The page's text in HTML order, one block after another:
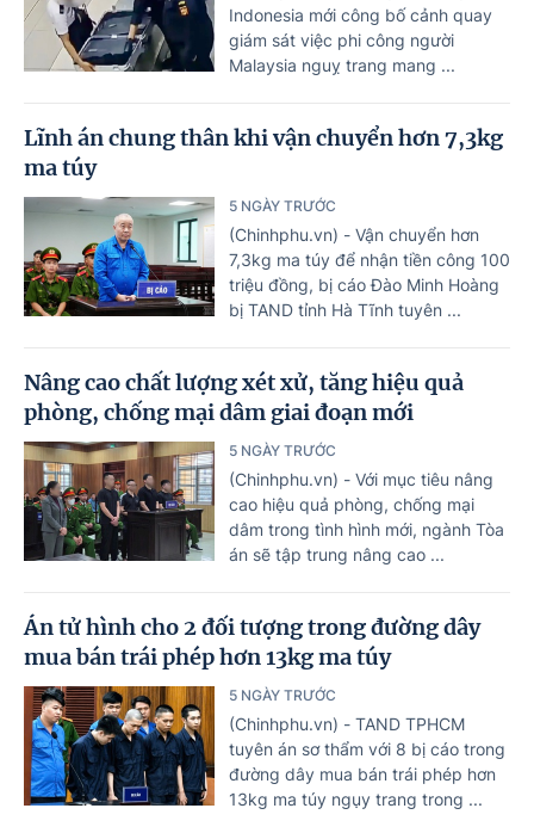
Indonesia mới công bố cảnh quay
giám sát việc phi công người
Malaysia nguỵ trang mang ...
Lĩnh án chung thân khi vận chuyển hơn 7,3kg
ma túy
5 NGÀY TRƯỚC
(Chinhphu.vn) - Vận chuyển hơn
7,3kg ma túy để nhận tiền công 100
triệu đồng, bị cáo Đào Minh Hoàng
bị TAND tỉnh Hà Tĩnh tuyên ...
Nâng cao chất lượng xét xử, tăng hiệu quả
phòng, chống mại dâm giai đoạn mới
5 NGÀY TRƯỚC
(Chinhphu.vn) - Với mục tiêu nâng
cao hiệu quả phòng, chống mại
dâm trong tình hình mới, ngành Tòa
án sẽ tập trung nâng cao ...
Án tử hình cho 2 đối tượng trong đường dây
mua bán trái phép hơn 13kg ma túy
5 NGÀY TRƯỚC
(Chinhphu.vn) - TAND TPHCM
tuyên án sơ thẩm với 8 bị cáo trong
đường dây mua bán trái phép hơn
13kg ma túy ngụy trang trong ...